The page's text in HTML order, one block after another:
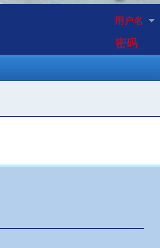
用户名
密码